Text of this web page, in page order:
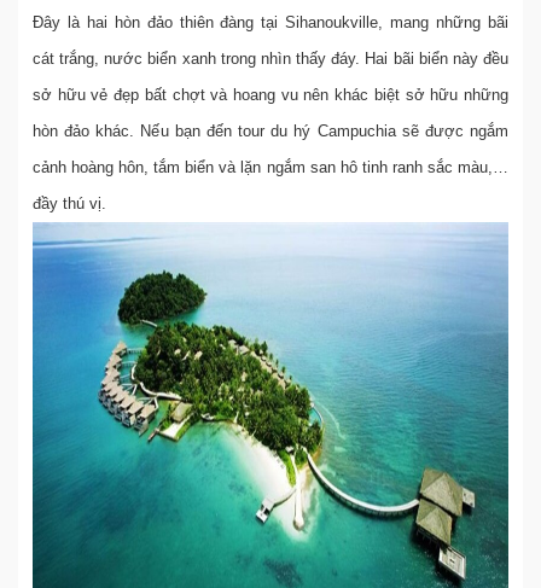
Đây là hai hòn đảo thiên đàng tại Sihanoukville, mang những bãi
cát trắng, nước biển xanh trong nhìn thấy đáy. Hai bãi biển này đều
sở hữu vẻ đẹp bất chợt và hoang vu nên khác biệt sở hữu những
hòn đảo khác. Nếu bạn đến tour du hý Campuchia sẽ được ngắm
cảnh hoàng hôn, tắm biển và lặn ngắm san hô tinh ranh sắc màu,…
đầy thú vị.